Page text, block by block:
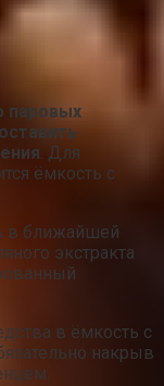
паровых
. Для
ёмкость с
в ближайшей
экстракта
в ёмкость с
накрыв